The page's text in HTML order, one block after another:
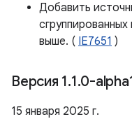
Добавить
выше. ( IE7651 )
Версия 1.1.0-
15 января 2025 г.